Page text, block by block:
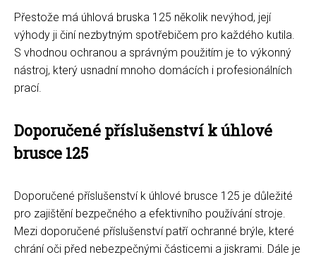
Přestože má úhlová bruska 125 několik nevýhod, její
výhody ji činí nezbytným spotřebičem pro každého kutila.
S vhodnou ochranou a správným použitím je to výkonný
nástroj, který usnadní mnoho domácích i profesionálních
prací.
Doporučené příslušenství k úhlové
brusce 125
Doporučené příslušenství k úhlové brusce 125 je důležité
pro zajištění bezpečného a efektivního používání stroje.
Mezi doporučené příslušenství patří ochranné brýle, které
chrání oči před nebezpečnými částicemi a jiskrami. Dále je